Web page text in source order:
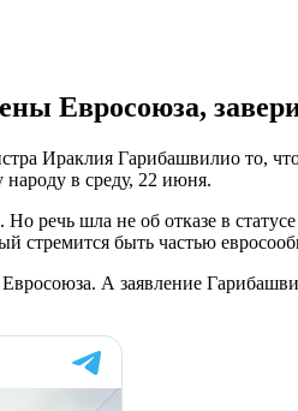
Евросоюза,
Ираклия Гарибашвилио то,
народу в среду, 22 июня.
речь шла не об отказе в
стремится быть частью
А заявление